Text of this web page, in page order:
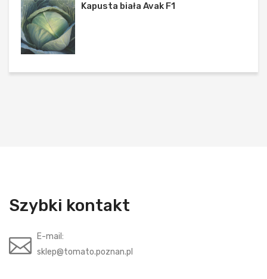
Kapusta biała Avak F1
Szybki kontakt
E-mail:
sklep@tomato.poznan.pl